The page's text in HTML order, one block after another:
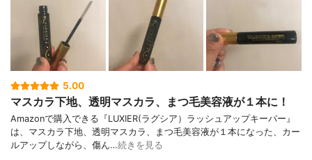
5.00
マスカラ下地、透明マスカラ、まつ毛美容液が１本に！
Amazonで購入できる『LUXIER(ラグシア）ラッシュアップキーパー』
は、マスカラ下地、透明マスカラ、まつ毛美容液が１本になった、カー
ルアップしながら、傷ん…続きを見る